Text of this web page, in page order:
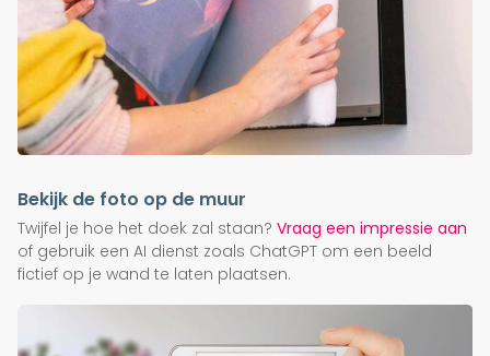
Bekijk de foto op de muur
Twijfel je hoe het doek zal staan? Vraag een impressie aan
of gebruik een AI dienst zoals ChatGPT om een beeld
fictief op je wand te laten plaatsen.